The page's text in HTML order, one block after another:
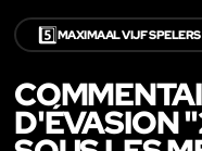
5️⃣MAXIMAAL VIJF SPELERS
D'ÉVASION